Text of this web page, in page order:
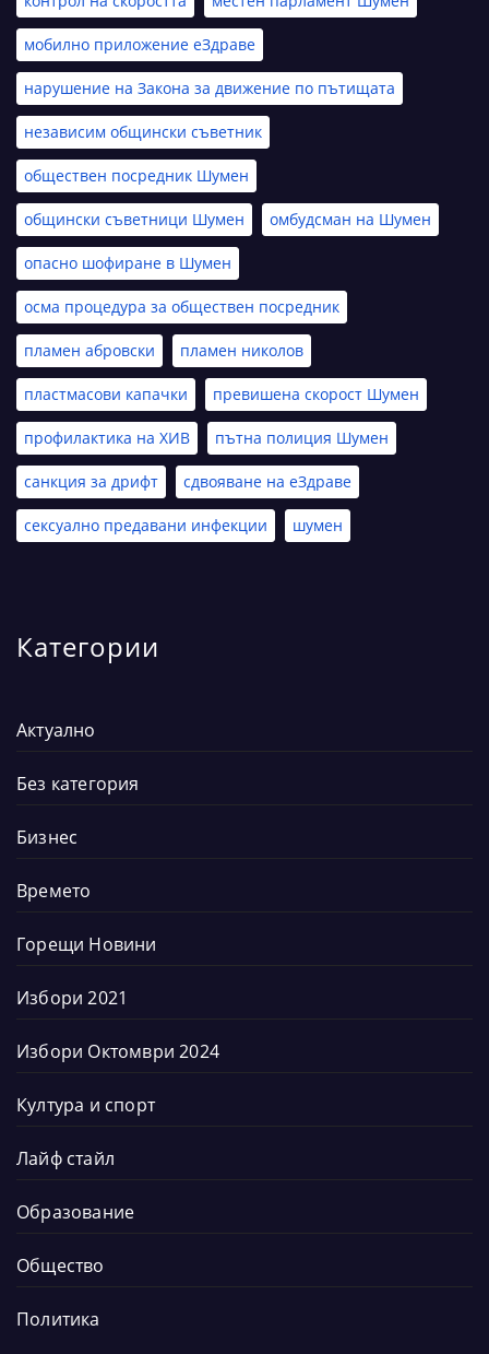
мобилно приложение еЗдраве
нарушение на Закона за движение по пътищата
независим общински съветник
обществен посредник Шумен
общински съветници Шумен омбудсман на Шумен
опасно шофиране в Шумен
осма процедура за обществен посредник
пламен абровски пламен николов
пластмасови капачки превишена скорост Шумен
профилактика на ХИВ пътна полиция Шумен
санкция за дрифт сдвояване на еЗдраве
сексуално предавани инфекции шумен
Категории
Актуално
Без категория
Бизнес
Времето
Горещи Новини
Избори 2021
Избори Октомври 2024
Култура и спорт
Лайф стайл
Образование
Общество
Политика